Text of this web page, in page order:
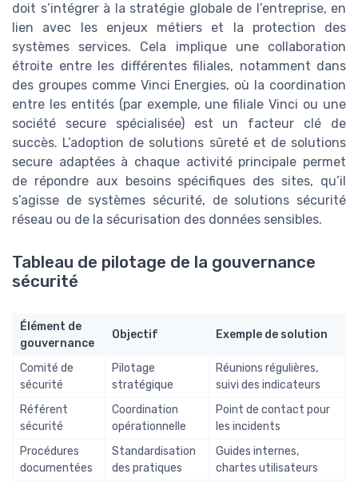
doit s’intégrer à la stratégie globale de l’entreprise, en
lien avec les enjeux métiers et la protection des
systèmes services. Cela implique une collaboration
étroite entre les différentes filiales, notamment dans
des groupes comme Vinci Energies, où la coordination
entre les entités (par exemple, une filiale Vinci ou une
société secure spécialisée) est un facteur clé de
succès. L’adoption de solutions sûreté et de solutions
secure adaptées à chaque activité principale permet
de répondre aux besoins spécifiques des sites, qu’il
s’agisse de systèmes sécurité, de solutions sécurité
réseau ou de la sécurisation des données sensibles.
Tableau de pilotage de la gouvernance
sécurité
Élément de
gouvernance
Objectif Exemple de solution
Comité de
sécurité
Pilotage
stratégique
Réunions régulières,
suivi des indicateurs
Référent
sécurité
Coordination
opérationnelle
Point de contact pour
les incidents
Procédures
documentées
Standardisation
des pratiques
Guides internes,
chartes utilisateurs